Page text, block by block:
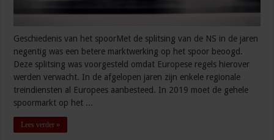
Geschiedenis van het spoorMet de splitsing van de NS in de jaren
negentig was een betere marktwerking op het spoor beoogd.
Deze splitsing was voorgesteld omdat Europese regels hierover
werden verwacht. In de afgelopen jaren zijn enkele regionale
treindiensten al Europees aanbesteed. In 2019 moet de gehele
spoormarkt op het ...
Lees verder »